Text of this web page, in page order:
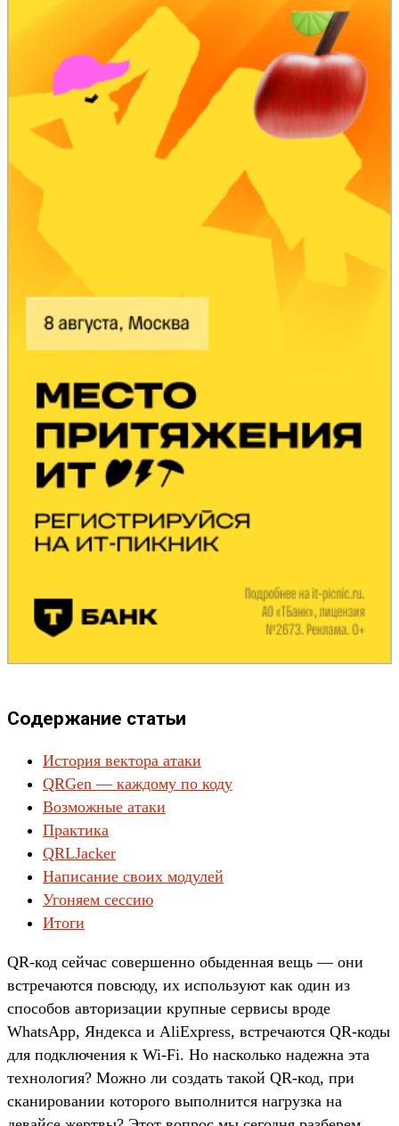
Содержание статьи
История вектора атаки
QRGen — каждому по коду
Возможные атаки
Практика
QRLJacker
Написание своих модулей
Угоняем сессию
Итоги
QR-код сейчас совершенно обыденная вещь — они
встречаются повсюду, их используют как один из
способов авторизации крупные сервисы вроде
WhatsApp, Яндекса и AliExpress, встречаются QR-коды
для подключения к Wi-Fi. Но насколько надежна эта
технология? Можно ли создать такой QR-код, при
сканировании которого выполнится нагрузка на